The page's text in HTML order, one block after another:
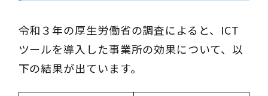
令和３年の厚生労働省の調査によると、ICT
ツールを導入した事業所の効果について、以
下の結果が出ています。